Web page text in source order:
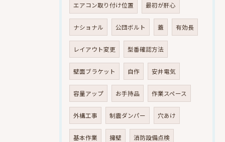
エアコン取り付け位置 最初が肝心
ナショナル 公団ボルト 蓋 有効長
レイアウト変更 型番確認方法
壁面ブラケット 自作 安井電気
容量アップ お手持品 作業スペース
外構工事 制震ダンパー 穴あけ
基本作業 擁壁 消防設備点検